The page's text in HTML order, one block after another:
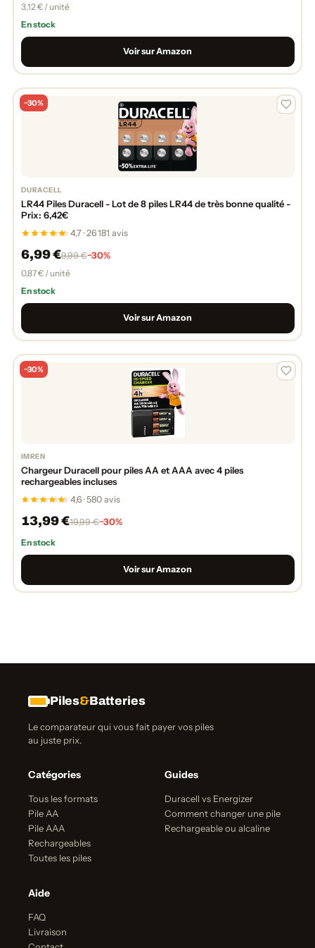
3,12 € / unité
En stock
Voir sur Amazon
−30%
DURACELL
LR44 Piles Duracell - Lot de 8 piles LR44 de très bonne qualité -
Prix: 6,42€
4,7 · 26 181 avis
6,99 €9,99 €−30%
0,87 € / unité
En stock
Voir sur Amazon
−30%
IMREN
Chargeur Duracell pour piles AA et AAA avec 4 piles
rechargeables incluses
4,6 · 580 avis
13,99 €19,99 €−30%
En stock
Voir sur Amazon
Piles&Batteries
Le comparateur qui vous fait payer vos piles
au juste prix.
Catégories
Tous les formats
Pile AA
Pile AAA
Rechargeables
Toutes les piles
Guides
Duracell vs Energizer
Comment changer une pile
Rechargeable ou alcaline
Aide
FAQ
Livraison